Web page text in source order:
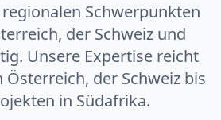
Schwerpunkten
der Schweiz und
Unsere Expertise reicht
der Schweiz bis
in Südafrika.